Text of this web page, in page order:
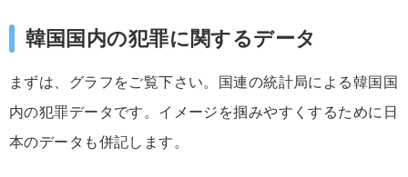
韓国国内の犯罪に関するデータ
まずは、グラフをご覧下さい。国連の統計局による韓国国
内の犯罪データです。イメージを掴みやすくするために日
本のデータも併記します。